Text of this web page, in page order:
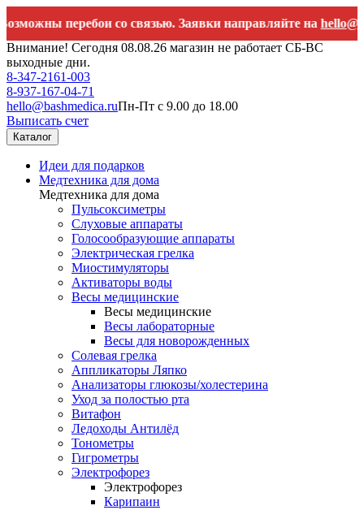
со связью. Заявки направляйте на
Внимание! Сегодня 08.08.26 магазин не работает СБ-ВС
выходные дни.
8-347-2161-003
8-937-167-04-71
hello@bashmedica.ruПн-Пт с 9.00 до 18.00
Выписать счет
Каталог
Идеи для подарков
Медтехника для дома
Медтехника для дома
Пульсоксиметры
Слуховые аппараты
Голосообразующие аппараты
Электрическая грелка
Миостимуляторы
Активаторы воды
Весы медицинские
Весы медицинские
Весы лабораторные
Весы для новорожденных
Солевая грелка
Аппликаторы Ляпко
Анализаторы глюкозы/холестерина
Уход за полостью рта
Витафон
Ледоходы Антилёд
Тонометры
Гигрометры
Электрофорез
Электрофорез
Карипаин